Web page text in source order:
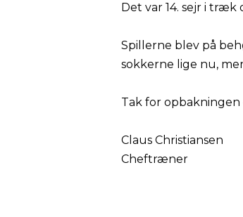
Det var 14. sejr i
Spillerne blev på
sokkerne lige nu,
Tak for
Claus Christiansen
Cheftræner